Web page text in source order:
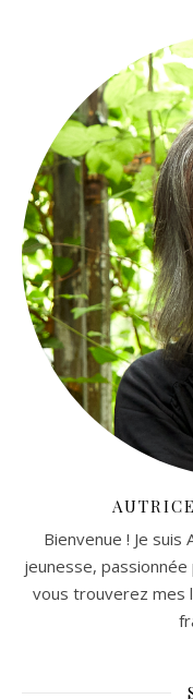
Bienvenue ! Je
jeunesse,
vous trouverez mes